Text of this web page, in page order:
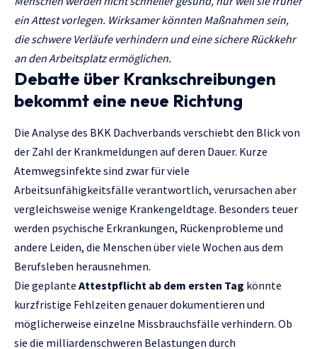
ein Attest vorlegen. Wirksamer könnten Maßnahmen sein,
die schwere Verläufe verhindern und eine sichere Rückkehr
an den Arbeitsplatz ermöglichen.
Debatte über Krankschreibungen
bekommt eine neue Richtung
Die Analyse des BKK Dachverbands verschiebt den Blick von
der Zahl der Krankmeldungen auf deren Dauer. Kurze
Atemwegsinfekte sind zwar für viele
Arbeitsunfähigkeitsfälle verantwortlich, verursachen aber
vergleichsweise wenige Krankengeldtage. Besonders teuer
werden psychische Erkrankungen, Rückenprobleme und
andere Leiden, die Menschen über viele Wochen aus dem
Berufsleben herausnehmen.
Die geplante Attestpflicht ab dem ersten Tag könnte
kurzfristige Fehlzeiten genauer dokumentieren und
möglicherweise einzelne Missbrauchsfälle verhindern. Ob
sie die milliardenschweren Belastungen durch